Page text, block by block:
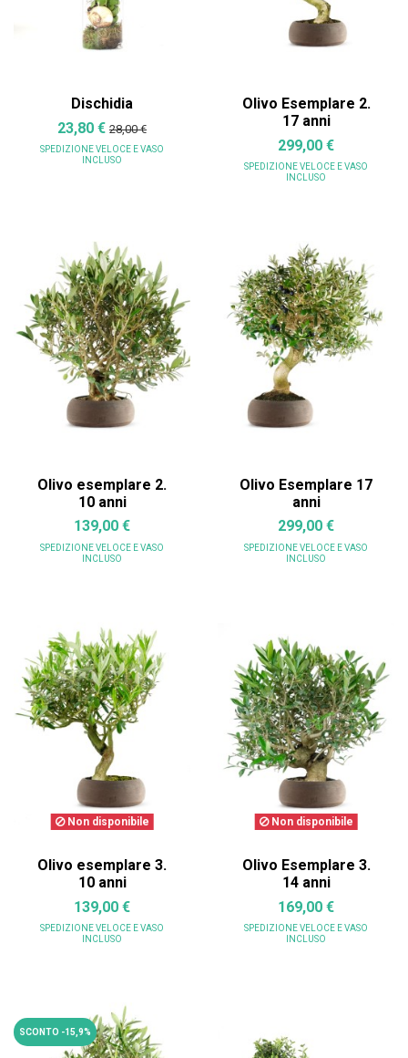
Dischidia
23,80 € 28,00 €
SPEDIZIONE VELOCE E VASO
INCLUSO
Olivo Esemplare 2.
17 anni
299,00 €
SPEDIZIONE VELOCE E VASO
INCLUSO
Olivo esemplare 2.
10 anni
139,00 €
SPEDIZIONE VELOCE E VASO
INCLUSO
Olivo Esemplare 17
anni
299,00 €
SPEDIZIONE VELOCE E VASO
INCLUSO
Non disponibile
Olivo esemplare 3.
10 anni
139,00 €
SPEDIZIONE VELOCE E VASO
INCLUSO
Non disponibile
Olivo Esemplare 3.
14 anni
169,00 €
SPEDIZIONE VELOCE E VASO
INCLUSO
SCONTO -15,9%